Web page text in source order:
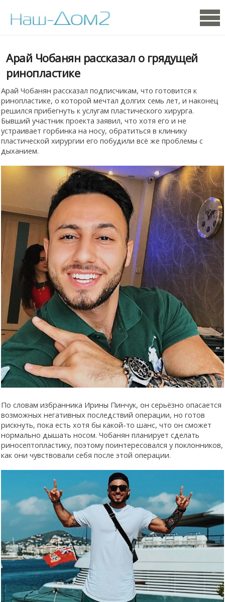
Арай Чобанян рассказал о грядущей
ринопластике
Арай Чобанян рассказал подписчикам, что готовится к
ринопластике, о которой мечтал долгих семь лет, и наконец
решился прибегнуть к услугам пластического хирурга.
Бывший участник проекта заявил, что хотя его и не
устраивает горбинка на носу, обратиться в клинику
пластической хирургии его побудили всё же проблемы с
дыханием.
По словам избранника Ирины Пинчук, он серьёзно опасается
возможных негативных последствий операции, но готов
рискнуть, пока есть хотя бы какой-то шанс, что он сможет
нормально дышать носом. Чобанян планирует сделать
риносептопластику, поэтому поинтересовался у поклонников,
как они чувствовали себя после этой операции.